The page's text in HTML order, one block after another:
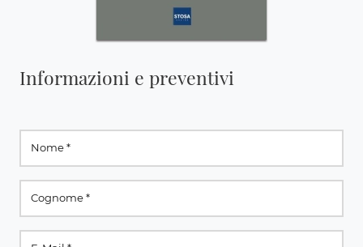
Informazioni e preventivi